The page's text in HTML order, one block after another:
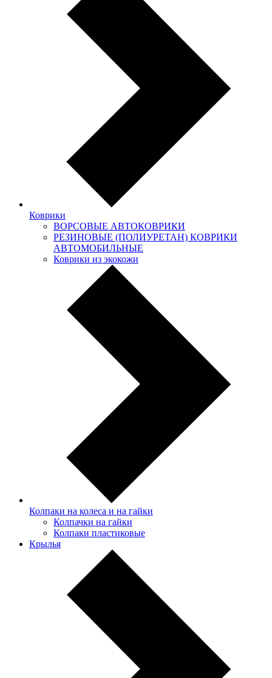
Коврики
ВОРСОВЫЕ АВТОКОВРИКИ
РЕЗИНОВЫЕ (ПОЛИУРЕТАН) КОВРИКИ
АВТОМОБИЛЬНЫЕ
Коврики из экокожи
Колпаки на колеса и на гайки
Колпачки на гайки
Колпаки пластиковые
Крылья